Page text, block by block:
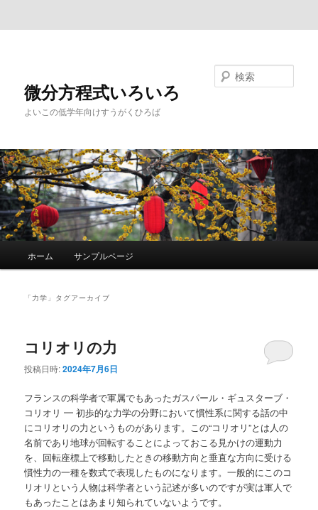
微分方程式いろいろ
よいこの低学年向けすうがくひろば
ホーム サンプルページ
「 力学 」タグアーカイブ
コリオリの力
投稿日時:2024年7月6日
フランスの科学者で軍属でもあったガスパール・ギュスターブ・
コリオリ ━ 初歩的な力学の分野において慣性系に関する話の中
にコリオリの力というものがあります。この“コリオリ”とは人の
名前であり地球が回転することによっておこる見かけの運動力
を、回転座標上で移動したときの移動方向と垂直な方向に受ける
慣性力の一種を数式で表現したものになります。一般的にこのコ
リオリという人物は科学者という記述が多いのですが実は軍人で
もあったことはあまり知られていないようです。